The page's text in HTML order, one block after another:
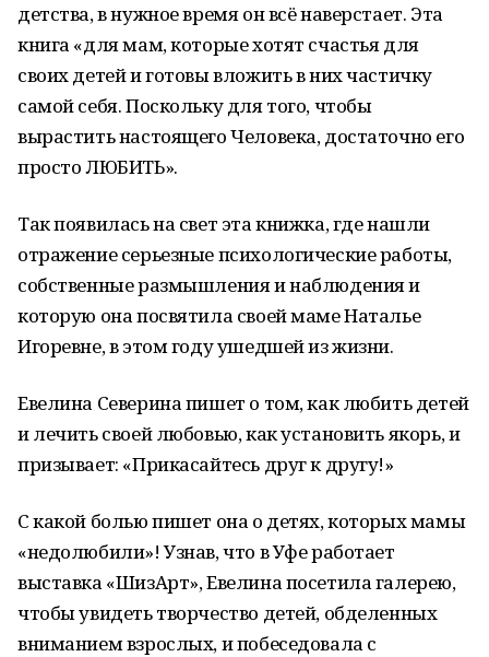
детства, в нужное время он всё наверстает. Эта
книга «для мам, которые хотят счастья для
своих детей и готовы вложить в них частичку
самой себя. Поскольку для того, чтобы
вырастить настоящего Человека, достаточно его
просто ЛЮБИТЬ».
Так появилась на свет эта книжка, где нашли
отражение серьезные психологические работы,
собственные размышления и наблюдения и
которую она посвятила своей маме Наталье
Игоревне, в этом году ушедшей из жизни.
Евелина Северина пишет о том, как любить детей
и лечить своей любовью, как установить якорь, и
призывает: «Прикасайтесь друг к другу!»
С какой болью пишет она о детях, которых мамы
«недолюбили»! Узнав, что в Уфе работает
выставка «ШизАрт», Евелина посетила галерею,
чтобы увидеть творчество детей, обделенных
вниманием взрослых, и побеседовала с